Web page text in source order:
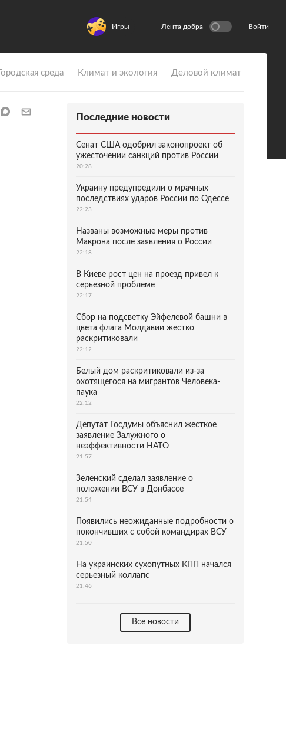
Игры Лента добра Войти
Городская среда Климат и экология Деловой климат
Последние новости
Сенат США одобрил законопроект об
ужесточении санкций против России
20:28
Украину предупредили о мрачных
последствиях ударов России по Одессе
22:23
Названы возможные меры против
Макрона после заявления о России
22:18
В Киеве рост цен на проезд привел к
серьезной проблеме
22:17
Сбор на подсветку Эйфелевой башни в
цвета флага Молдавии жестко
раскритиковали
22:12
Белый дом раскритиковали из-за
охотящегося на мигрантов Человека-
паука
22:12
Депутат Госдумы объяснил жесткое
заявление Залужного о
неэффективности НАТО
21:57
Зеленский сделал заявление о
положении ВСУ в Донбассе
21:54
Появились неожиданные подробности о
покончивших с собой командирах ВСУ
21:50
На украинских сухопутных КПП начался
серьезный коллапс
21:46
Все новости